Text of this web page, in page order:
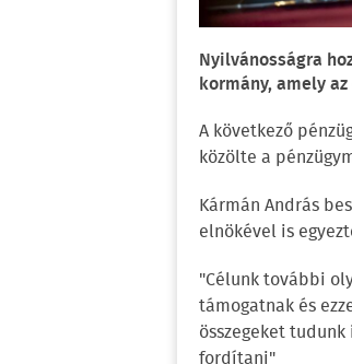
Nyilvánosságra
kormány, amely
A következő
közölte a
Kármán András
elnökével is
"Célunk további
támogatnak és
összegeket